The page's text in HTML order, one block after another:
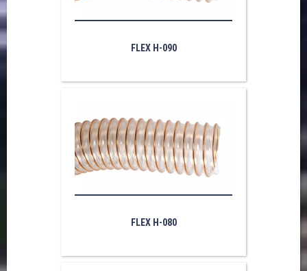
FLEX H-090
FLEX H-080